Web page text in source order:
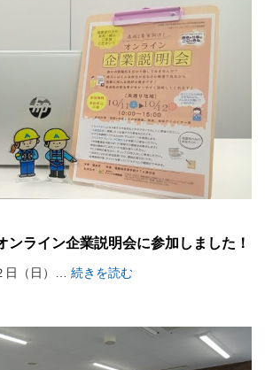
ンライン企業説明会に参加しました！
日（日）… 続きを読む